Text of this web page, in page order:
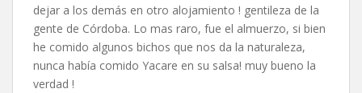
dejar a los demás en otro alojamiento ! gentileza de la
gente de Córdoba. Lo mas raro, fue el almuerzo, si bien
he comido algunos bichos que nos da la naturaleza,
nunca había comido Yacare en su salsa! muy bueno la
verdad !